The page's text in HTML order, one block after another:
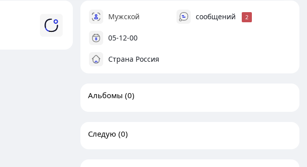
Мужской сообщений 2
05-12-00
Страна Россия
Альбомы (0)
Следую (0)